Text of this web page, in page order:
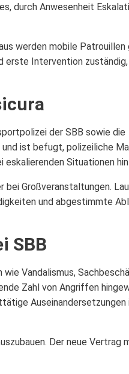
durch Anwesenheit
werden mobile
erste Intervention
der SBB sowie die
ist befugt, polizeiliche
Situationen
Großveranstaltungen.
und abgestimmte
SBB
Vandalismus,
Zahl von Angriffen
Auseinandersetzungen
Der neue Vertrag